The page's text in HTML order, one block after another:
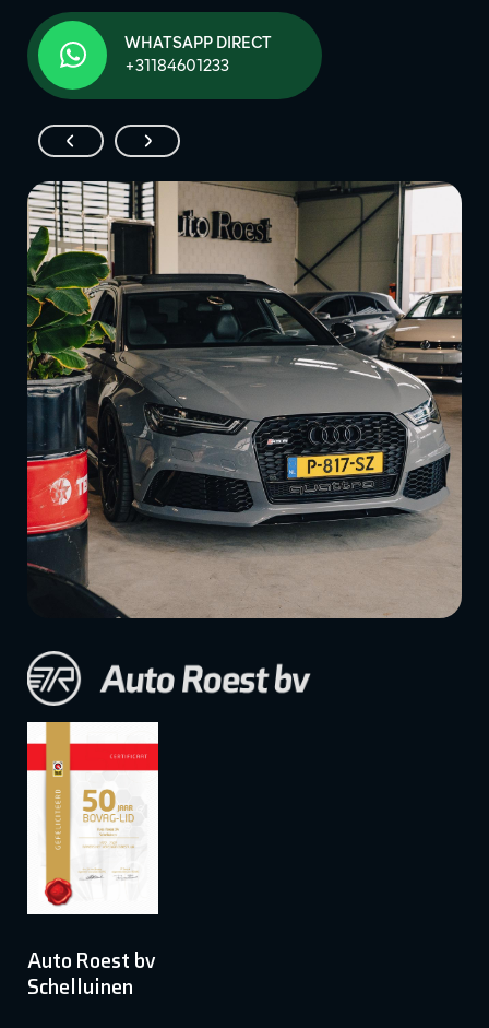
WHATSAPP DIRECT
+31184601233
Auto Roest bv
Schelluinen